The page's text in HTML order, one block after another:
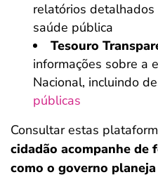
relatórios detalhados
saúde pública
Tesouro
informações sobre a
Nacional, incluindo
públicas
Consultar estas
cidadão acompanhe de
como o governo